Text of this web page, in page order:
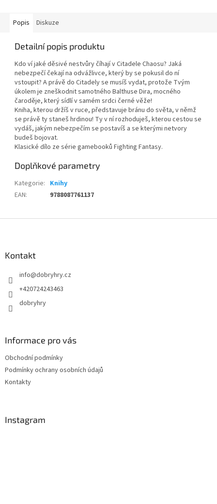
Popis Diskuze
Detailní popis produktu
Kdo ví jaké děsivé nestvůry číhají v Citadele Chaosu? Jaká
nebezpečí čekají na odvážlivce, který by se pokusil do ní
vstoupit? A právě do Citadely se musíš vydat, protože Tvým
úkolem je zneškodnit samotného Balthuse Dira, mocného
čaroděje, který sídlí v samém srdci černé věže!
Kniha, kterou držíš v ruce, představuje bránu do světa, v němž
se právě ty staneš hrdinou! Ty v ní rozhoduješ, kterou cestou se
vydáš, jakým nebezpečím se postavíš a se kterými netvory
budeš bojovat.
Klasické dílo ze série gamebooků Fighting Fantasy.
Doplňkové parametry
Kategorie: Knihy
EAN: 9788087761137
Kontakt
info@dobryhry.cz
+420724243463
dobryhry
Informace pro vás
Obchodní podmínky
Podmínky ochrany osobních údajů
Kontakty
Instagram